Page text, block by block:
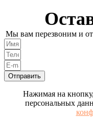
Мы вам перезвоним и
Отправить
Нажимая на
персональных